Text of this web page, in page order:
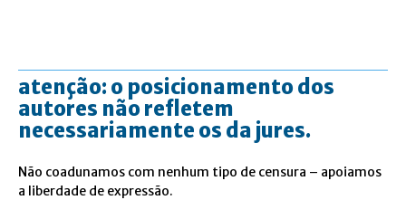
atenção: o posicionamento dos
autores não refletem
necessariamente os da jures.
Não coadunamos com nenhum tipo de censura – apoiamos
a liberdade de expressão.